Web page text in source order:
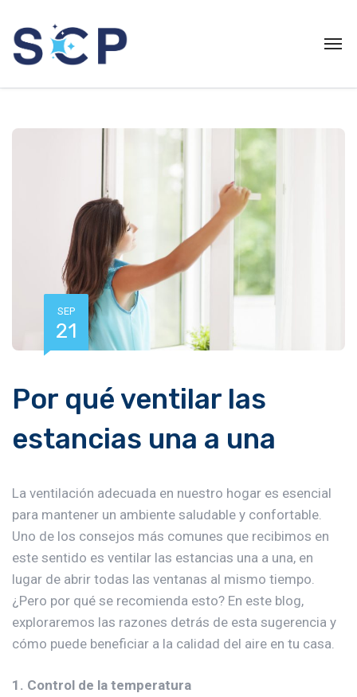
SEP
21
Por qué ventilar las
estancias una a una
La ventilación adecuada en nuestro hogar es esencial
para mantener un ambiente saludable y confortable.
Uno de los consejos más comunes que recibimos en
este sentido es ventilar las estancias una a una, en
lugar de abrir todas las ventanas al mismo tiempo.
¿Pero por qué se recomienda esto? En este blog,
exploraremos las razones detrás de esta sugerencia y
cómo puede beneficiar a la calidad del aire en tu casa.
1. Control de la temperatura